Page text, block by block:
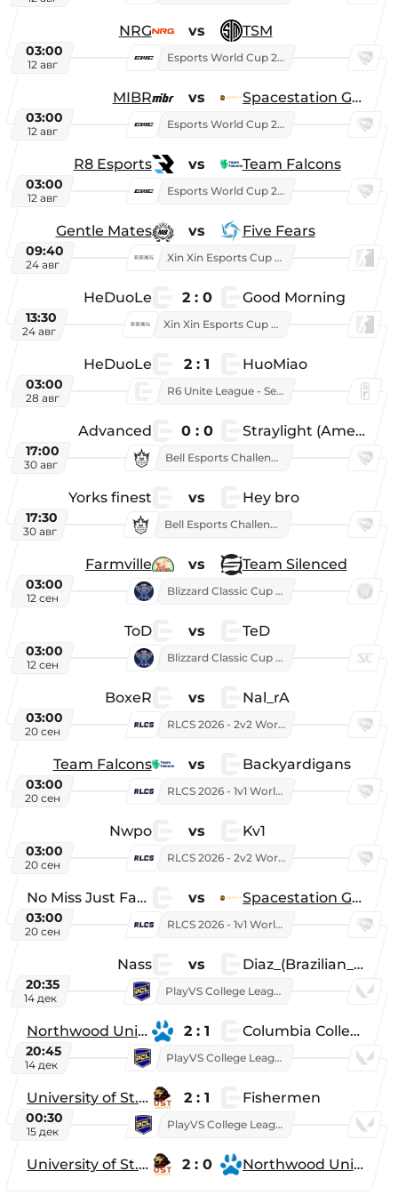
NRG vs TSM
03:00
12 авг
Esports World Cup 2026
MIBR vs Spacestation Gaming
03:00
12 авг
Esports World Cup 2026
R8 Esports vs Team Falcons
03:00
12 авг
Esports World Cup 2026
Gentle Mates vs Five Fears
09:40
24 авг
Xin Xin Esports Cup 2025
HeDuoLe 2 : 0 Good Morning
13:30
24 авг
Xin Xin Esports Cup 2026
HeDuoLe 2 : 1 HuoMiao
03:00
28 авг
R6 Unite League - Season 1
Advanced 0 : 0 Straylight (American team)
17:00
30 авг
Bell Esports Challenge 2026
Yorks finest vs Hey bro
17:30
30 авг
Bell Esports Challenge 2026
Farmville vs Team Silenced
03:00
12 сен
Blizzard Classic Cup 2026
ToD vs TeD
03:00
12 сен
Blizzard Classic Cup 2026
BoxeR vs Nal_rA
03:00
20 сен
RLCS 2026 - 2v2 World Championship
Team Falcons vs Backyardigans
03:00
20 сен
RLCS 2026 - 1v1 World Championship
Nwpo vs Kv1
03:00
20 сен
RLCS 2026 - 2v2 World Championship
No Miss Just Fake vs Spacestation Gaming
03:00
20 сен
RLCS 2026 - 1v1 World Championship
Nass vs Diaz_(Brazilian_Player)
20:35
14 дек
PlayVS College League 2025: Fall
Northwood University 2 : 1 Columbia College
20:45
14 дек
PlayVS College League 2025: Fall
University of St. Thomas 2 : 1 Fishermen
00:30
15 дек
PlayVS College League 2025: Fall
University of St. Thomas 2 : 0 Northwood University